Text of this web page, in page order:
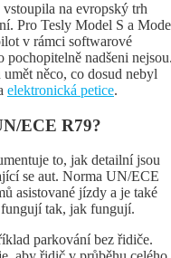
vstoupila na evropský trh
Pro Tesly Model S a
v rámci softwarové
pochopitelně nadšeni
něco, co dosud nebyl
elektronická petice.
ECE R79?
to, jak detailní jsou
se aut. Norma UN/ECE
asistované jízdy a je také
tak, jak fungují.
parkování bez řidiče.